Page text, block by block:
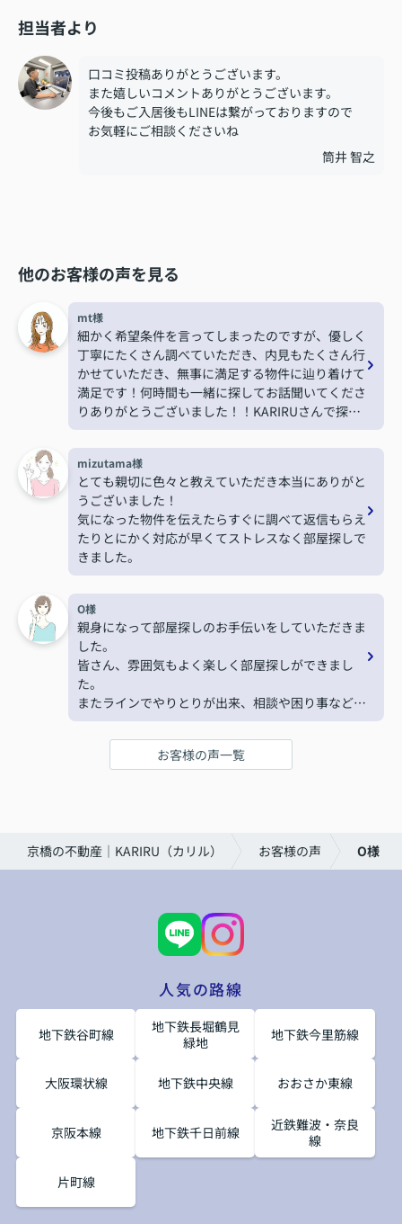
担当者より
口コミ投稿ありがとうございます。
また嬉しいコメントありがとうございます。
今後もご入居後もLINEは繋がっておりますので
お気軽にご相談くださいね
筒井 智之
他のお客様の声を見る
mt様
細かく希望条件を言ってしまったのですが、優しく
丁寧にたくさん調べていただき、内見もたくさん行
かせていただき、無事に満足する物件に辿り着けて
満足です！何時間も一緒に探してお話聞いてくださ
りありがとうございました！！KARIRUさんで探し
て本当に良かったです！また機会がありましたらお
願いします！
mizutama様
とても親切に色々と教えていただき本当にありがと
うございました！
気になった物件を伝えたらすぐに調べて返信もらえ
たりとにかく対応が早くてストレスなく部屋探しで
きました。
O様
親身になって部屋探しのお手伝いをしていただきま
した。
皆さん、雰囲気もよく楽しく部屋探しができまし
た。
またラインでやりとりが出来、相談や困り事などす
ぐに聞けたため不安もなくすすめることができまし
ありがとうございました。
お客様の声一覧
京橋の不動産｜KARIRU（カリル） お客様の声 O様
人気の路線
地下鉄谷町線
地下鉄長堀鶴見
緑地
地下鉄今里筋線
大阪環状線 地下鉄中央線 おおさか東線
京阪本線 地下鉄千日前線
近鉄難波・奈良
線
片町線